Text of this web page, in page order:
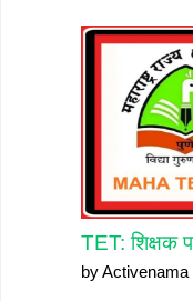
TET: शिक्षक
by Activenama